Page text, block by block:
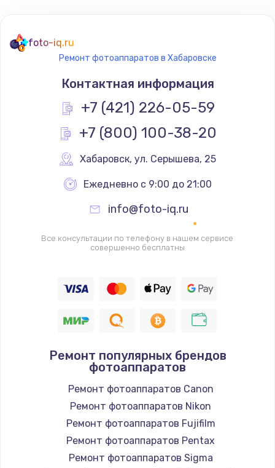
Замена термостата
1200 руб.
Заказать
Замена реле
Замена термопредохранителя
700 руб.
Заказать
2500 руб.
1400 руб.
Заказать
Замена / ремонт электронного модуля
управления
Заказать
foto-iq.ru
Ремонт фотоаппаратов в Хабаровске
Контактная информация
+7 (421) 226-05-59
+7 (800) 100-38-20
Хабаровск, ул. Серышева, 25
Ежедневно с 9:00 до 21:00
info@foto-iq.ru
Все консультации по телефону в нашем сервисе
совершенно бесплатны
Ремонт популярных брендов
фотоаппаратов
Ремонт фотоаппаратов Canon
Ремонт фотоаппаратов Nikon
Ремонт фотоаппаратов Fujifilm
Ремонт фотоаппаратов Pentax
Ремонт фотоаппаратов Sigma